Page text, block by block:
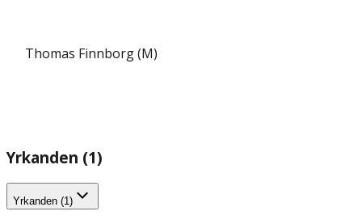
Thomas Finnborg (M)
Yrkanden (1)
Yrkanden (1)